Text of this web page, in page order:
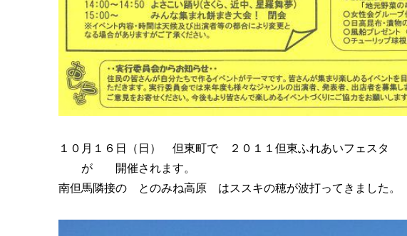
１０月１６日（日） 但東町で ２０１１但東ふれあいフェスタ
が 開催されます。
南但馬隣接の とのみね高原 はススキの穂が波打ってきました。